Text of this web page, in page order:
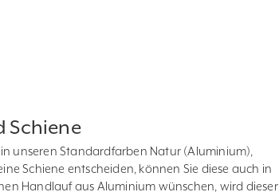
Schiene
unseren Standardfarben Natur (Aluminium),
Schiene entscheiden, können Sie diese auch in
Handlauf aus Aluminium wünschen, wird dieser